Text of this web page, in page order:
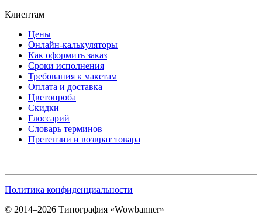
Клиентам
Цены
Онлайн-калькуляторы
Как оформить заказ
Сроки исполнения
Требования к макетам
Оплата и доставка
Цветопроба
Скидки
Глоссарий
Словарь терминов
Претензии и возврат товара
Политика конфиденциальности
© 2014–2026 Типография «Wowbanner»